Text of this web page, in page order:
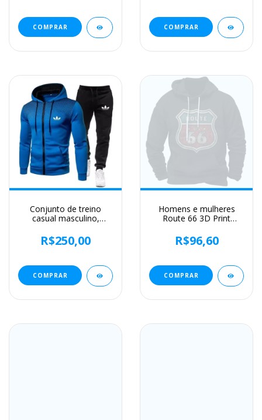
COMPRAR COMPRAR
Conjunto de treino
casual masculino,
esportivo, calça plus, 2
peças de roupa
inverno, 2022
R$250,00
COMPRAR
Homens e mulheres
Route 66 3D Print
vintage, fatos de treino,
roupas masculinas,
R$96,60
COMPRAR